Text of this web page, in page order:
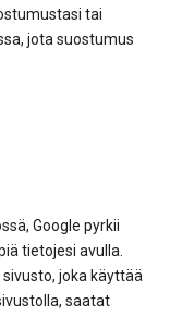
tai
jota suostumus
Google pyrkii
tietojesi avulla.
joka käyttää
saatat